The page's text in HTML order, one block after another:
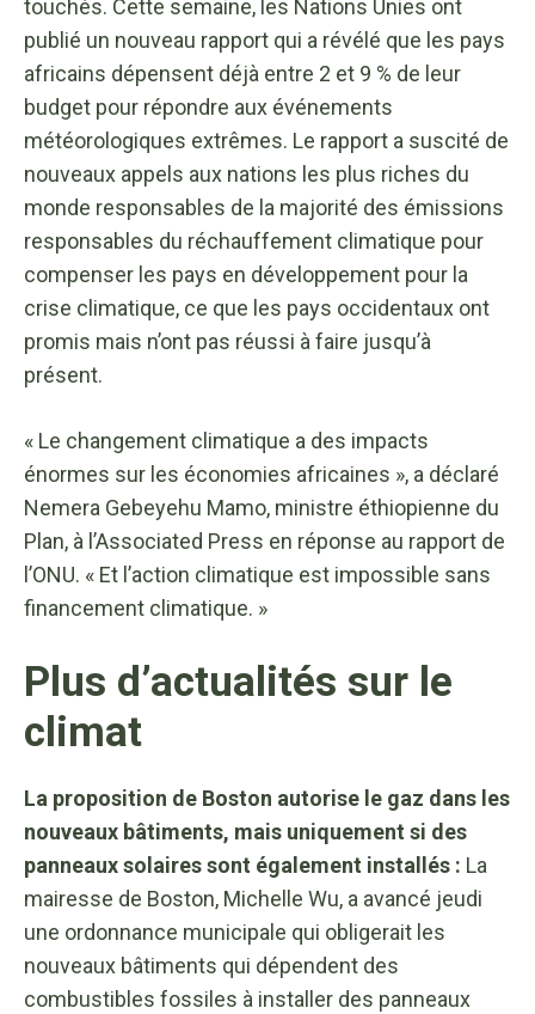
touchés. Cette semaine, les Nations Unies ont
publié un nouveau rapport qui a révélé que les pays
africains dépensent déjà entre 2 et 9 % de leur
budget pour répondre aux événements
météorologiques extrêmes. Le rapport a suscité de
nouveaux appels aux nations les plus riches du
monde responsables de la majorité des émissions
responsables du réchauffement climatique pour
compenser les pays en développement pour la
crise climatique, ce que les pays occidentaux ont
promis mais n’ont pas réussi à faire jusqu’à
présent.
« Le changement climatique a des impacts
énormes sur les économies africaines », a déclaré
Nemera Gebeyehu Mamo, ministre éthiopienne du
Plan, à l’Associated Press en réponse au rapport de
l’ONU. « Et l’action climatique est impossible sans
financement climatique. »
Plus d’actualités sur le
climat
La proposition de Boston autorise le gaz dans les
nouveaux bâtiments, mais uniquement si des
panneaux solaires sont également installés : La
mairesse de Boston, Michelle Wu, a avancé jeudi
une ordonnance municipale qui obligerait les
nouveaux bâtiments qui dépendent des
combustibles fossiles à installer des panneaux